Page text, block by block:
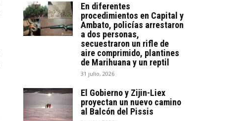
En diferentes
procedimientos en Capital y
Ambato, policías arrestaron
a dos personas,
secuestraron un rifle de
aire comprimido, plantines
de Marihuana y un reptil
31 julio, 2026
El Gobierno y Zijin-Liex
proyectan un nuevo camino
al Balcón del Pissis